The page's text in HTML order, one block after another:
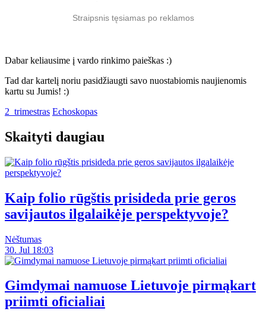
Straipsnis tęsiamas po reklamos
Dabar keliausime į vardo rinkimo paieškas :)
Tad dar kartelį noriu pasidžiaugti savo nuostabiomis naujienomis
kartu su Jumis! :)
2_trimestras Echoskopas
Skaityti daugiau
Kaip folio rūgštis prisideda prie geros
savijautos ilgalaikėje perspektyvoje?
Nėštumas
30. Jul 18:03
Gimdymai namuose Lietuvoje pirmąkart
priimti oficialiai